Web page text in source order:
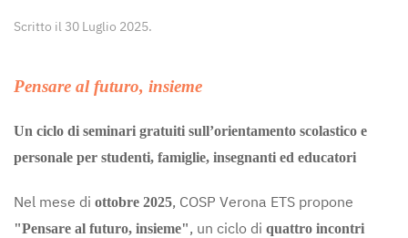
Scritto il 30 Luglio 2025.
Pensare al futuro, insieme
Un ciclo di seminari gratuiti sull’orientamento scolastico e
personale per studenti, famiglie, insegnanti ed educatori
Nel mese di ottobre 2025, COSP Verona ETS propone
"Pensare al futuro, insieme", un ciclo di quattro incontri